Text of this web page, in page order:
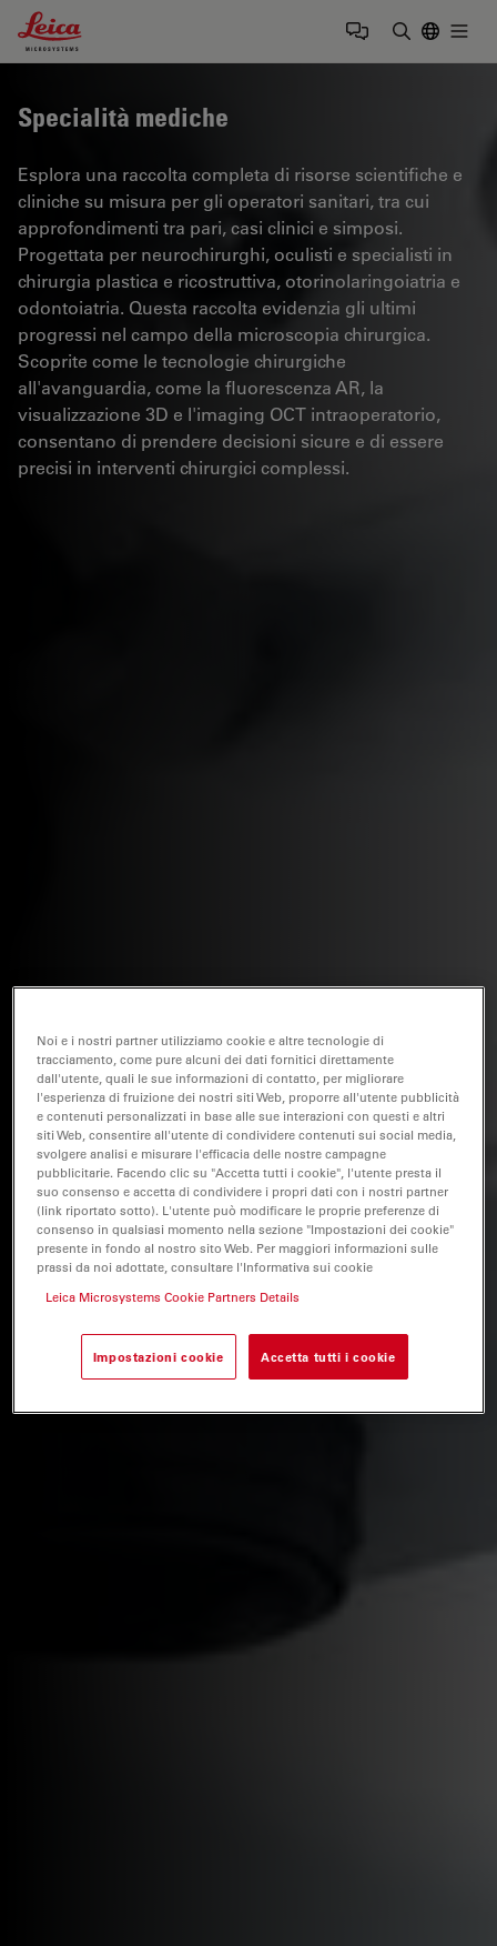
Leica Microsystems Logo
Specialità mediche
Esplora una raccolta completa di risorse scientifiche e
cliniche su misura per gli operatori sanitari, tra cui
approfondimenti tra pari, casi clinici e simposi.
Progettata per neurochirurghi, oculisti e specialisti in
chirurgia plastica e ricostruttiva, otorinolaringoiatria e
odontoiatria. Questa raccolta evidenzia gli ultimi
progressi nel campo della microscopia chirurgica.
Scoprite come le tecnologie chirurgiche
all'avanguardia, come la fluorescenza AR, la
visualizzazione 3D e l'imaging OCT intraoperatorio,
consentano di prendere decisioni sicure e di essere
precisi in interventi chirurgici complessi.
Noi e i nostri partner utilizziamo cookie e altre tecnologie di
tracciamento, come pure alcuni dei dati fornitici direttamente
dall'utente, quali le sue informazioni di contatto, per migliorare
l'esperienza di fruizione dei nostri siti Web, proporre all'utente pubblicità
e contenuti personalizzati in base alle sue interazioni con questi e altri
siti Web, consentire all'utente di condividere contenuti sui social media,
svolgere analisi e misurare l'efficacia delle nostre campagne
pubblicitarie. Facendo clic su "Accetta tutti i cookie", l'utente presta il
suo consenso e accetta di condividere i propri dati con i nostri partner
(link riportato sotto). L'utente può modificare le proprie preferenze di
consenso in qualsiasi momento nella sezione "Impostazioni dei cookie"
presente in fondo al nostro sito Web. Per maggiori informazioni sulle
prassi da noi adottate, consultare l'Informativa sui cookie
Leica Microsystems Cookie Partners Details
Impostazioni cookie Accetta tutti i cookie